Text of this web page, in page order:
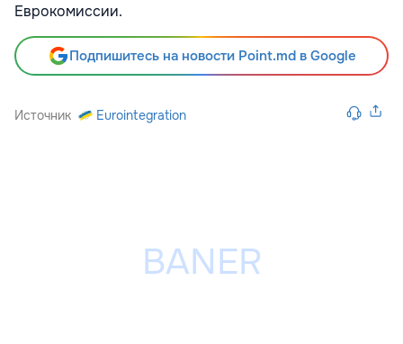
Еврокомиссии.
Подпишитесь на новости Point.md в Google
Источник Eurointegration